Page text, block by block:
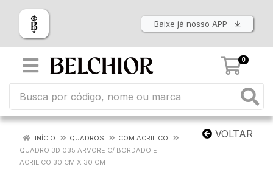
Baixe já nosso APP
0
VOLTAR
INÍCIO QUADROS
COM ACRILICO
QUADRO 3D 035 ARVORE C/ BORDADO E
ACRILICO 30 CM X 30 CM